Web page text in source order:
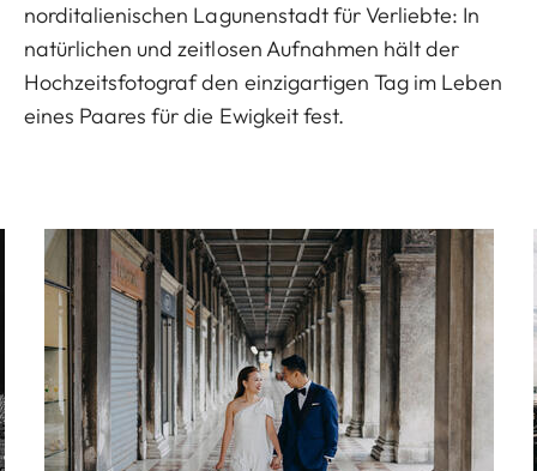
norditalienischen Lagunenstadt für Verliebte: In
natürlichen und zeitlosen Aufnahmen hält der
Hochzeitsfotograf den einzigartigen Tag im Leben
eines Paares für die Ewigkeit fest.